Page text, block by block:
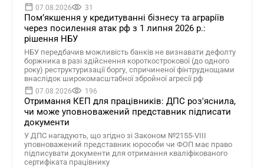
07.08.2026 31
Помʼякшення у кредитуванні бізнесу та аграріїв
через посилення атак рф з 1 липня 2026 р.:
рішення НБУ
НБУ передбачив можливість банків не визнавати дефолту
боржника в разі здійснення короткострокової (до одного
року) реструктуризації боргу, спричиненої фінтруднощами
внаслідок широкомасштабної збройної агресії рф
07.08.2026 196
Отримання КЕП для працівників: ДПС роз'яснила,
чи може уповноважений представник підписати
документи
У ДПС нагадують, що згідно зі Законом №2155-VIII
уповноважений представник юрособи чи ФОП має право
підписувати документи для отримання кваліфікованого
сертифіката працівнику